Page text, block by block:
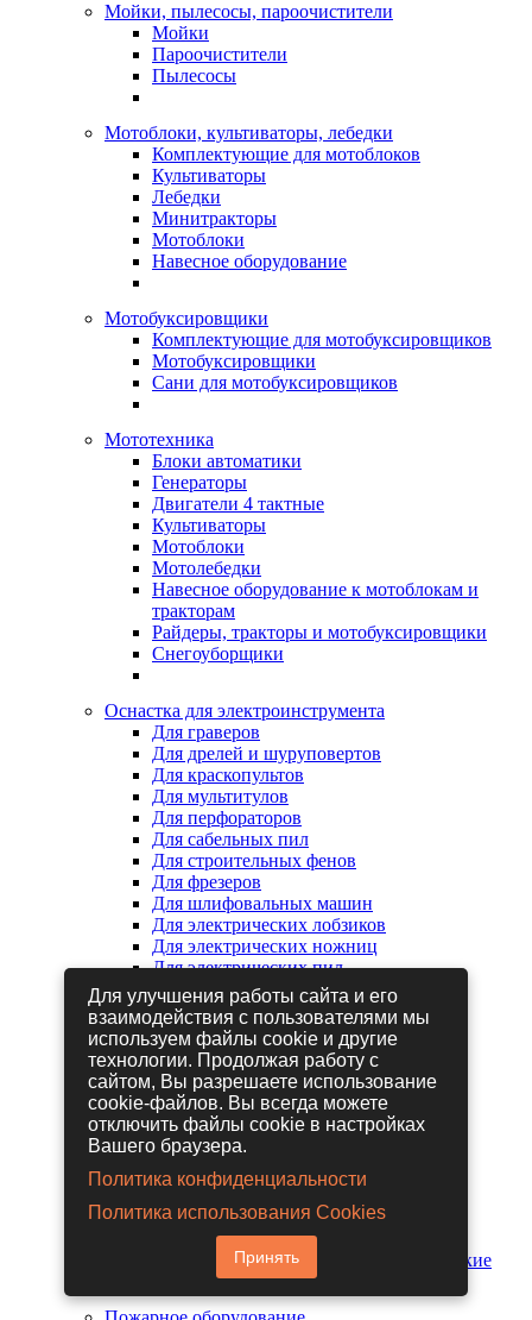
Мойки, пылесосы, пароочистители
Мойки
Пароочистители
Пылесосы
Мотоблоки, культиваторы, лебедки
Комплектующие для мотоблоков
Культиваторы
Лебедки
Минитракторы
Мотоблоки
Навесное оборудование
Мотобуксировщики
Комплектующие для мотобуксировщиков
Мотобуксировщики
Сани для мотобуксировщиков
Мототехника
Блоки автоматики
Генераторы
Двигатели 4 тактные
Культиваторы
Мотоблоки
Мотолебедки
Навесное оборудование к мотоблокам и
тракторам
Райдеры, тракторы и мотобуксировщики
Снегоуборщики
Оснастка для электроинструмента
Для граверов
Для дрелей и шуруповертов
Для краскопультов
Для мультитулов
Для перфораторов
Для сабельных пил
Для строительных фенов
Для фрезеров
Для шлифовальных машин
Для электрических лобзиков
Для электрических ножниц
Для электрических пил
Для электрических рубанков
Пневмоинструмент
Гайковерты пневматические
Дрели пневматические
Другие пневмоинструменты
Заклепочники пневматические
Наборы пневмоинструмента
Пистолеты пневматические
Расходные материалы для
пневмоинструментов
Шланги для пневмоинструментов
Шлифовальные машины пневматические
Для улучшения работы сайта и его
взаимодействия с пользователями мы
используем файлы cookie и другие
технологии. Продолжая работу с
сайтом, Вы разрешаете использование
cookie-файлов. Вы всегда можете
отключить файлы cookie в настройках
Вашего браузера.
Политика конфиденциальности
Политика использования Cookies
Принять